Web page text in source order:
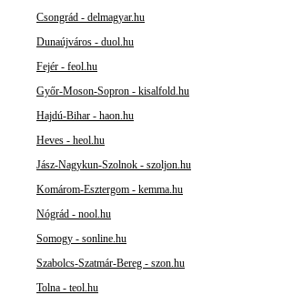
Csongrád - delmagyar.hu
Dunaújváros - duol.hu
Fejér - feol.hu
Győr-Moson-Sopron - kisalfold.hu
Hajdú-Bihar - haon.hu
Heves - heol.hu
Jász-Nagykun-Szolnok - szoljon.hu
Komárom-Esztergom - kemma.hu
Nógrád - nool.hu
Somogy - sonline.hu
Szabolcs-Szatmár-Bereg - szon.hu
Tolna - teol.hu